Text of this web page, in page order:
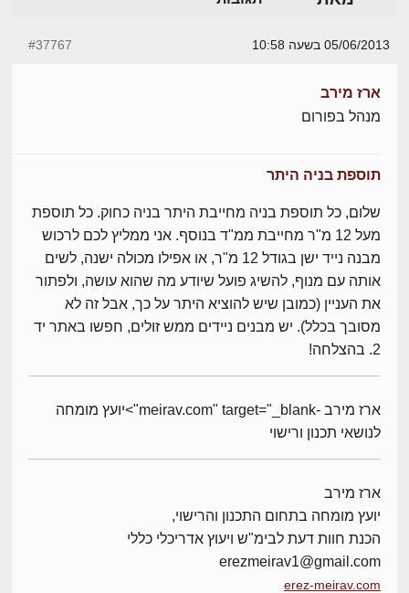
05/06/2013 בשעה 10:58 #37767
ארז מירב
מנהל בפורום
תוספת בניה היתר
שלום, כל תוספת בניה מחייבת היתר בניה כחוק. כל תוספת
מעל 12 מ"ר מחייבת ממ"ד בנוסף. אני ממליץ לכם לרכוש
מבנה נייד ישן בגודל 12 מ"ר, או אפילו מכולה ישנה, לשים
אותה עם מנוף, להשיג פועל שיודע מה שהוא עושה, ולפתור
את העניין (כמובן שיש להוציא היתר על כך, אבל זה לא
מסובך בכלל). יש מבנים ניידים ממש זולים, חפשו באתר יד
2. בהצלחה!
ארז מירב -meirav.com" target="_blank">יועץ מומחה
לנושאי תכנון ורישוי
ארז מירב
יועץ מומחה בתחום התכנון והרישוי,
הכנת חוות דעת לבימ"ש ויעוץ אדריכלי כללי
erezmeirav1@gmail.com
erez-meirav.com